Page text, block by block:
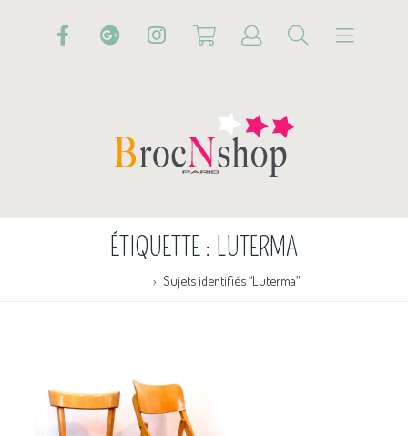
ÉTIQUETTE : LUTERMA
Sujets identifiés “Luterma”